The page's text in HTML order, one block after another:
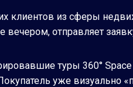
клиентов из сферы
отправляет
туры 360°
уже визуально